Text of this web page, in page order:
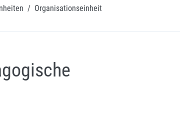
/ Organisationseinheit